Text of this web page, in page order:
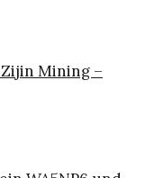
Mining –